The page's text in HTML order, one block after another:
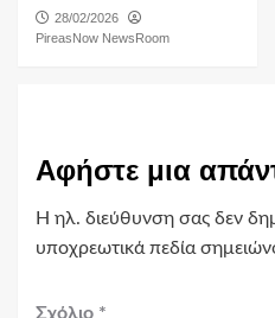
28/02/2026
PireasNow NewsRoom
Αφήστε μια
Η ηλ. διεύθυνση σας δεν
υποχρεωτικά πεδία
Σχόλιο *